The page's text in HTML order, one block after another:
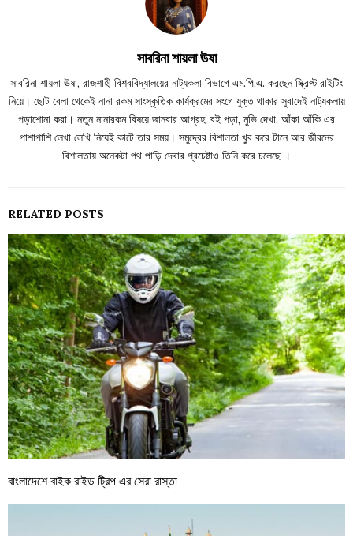
সাবরিনা শায়লা ঊষা
সাবরিনা শায়লা ঊষা, রাজশাহী বিশ্ববিদ্যালয়ের নাট্যকলা বিভাগে এম.পি.এ. করছেন স্ক্রিপ্ট রাইটিং
নিয়ে। ছোট বেলা থেকেই নানা রকম সাংস্কৃতিক কার্যক্রমের সংগে যুক্ত থাকার সুবাদেই নাট্যকলায়
পড়াশোনা করা। নতুন নানারকম বিষয়ে জানবার আগ্রহ, বই পড়া, মুভি দেখা, আঁকা আঁকি এর
পাশাপাশি লেখা লেখি নিয়েই কাটে তার সময়। সমুদ্রের বিশালতা খুব করে টানে আর জীবনের
বিশালতায় অনেকটা পথ পাড়ি দেবার প্রচেষ্টাও তিনি করে চলেছে ।
RELATED POSTS
বাংলাদেশে বাইক রাইড ট্রিপ এর সেরা রাস্তা